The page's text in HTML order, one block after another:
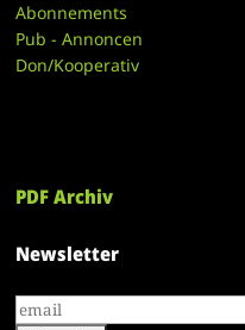
Abonnements
Pub - Annoncen
Don/Kooperativ
PDF Archiv
Newsletter